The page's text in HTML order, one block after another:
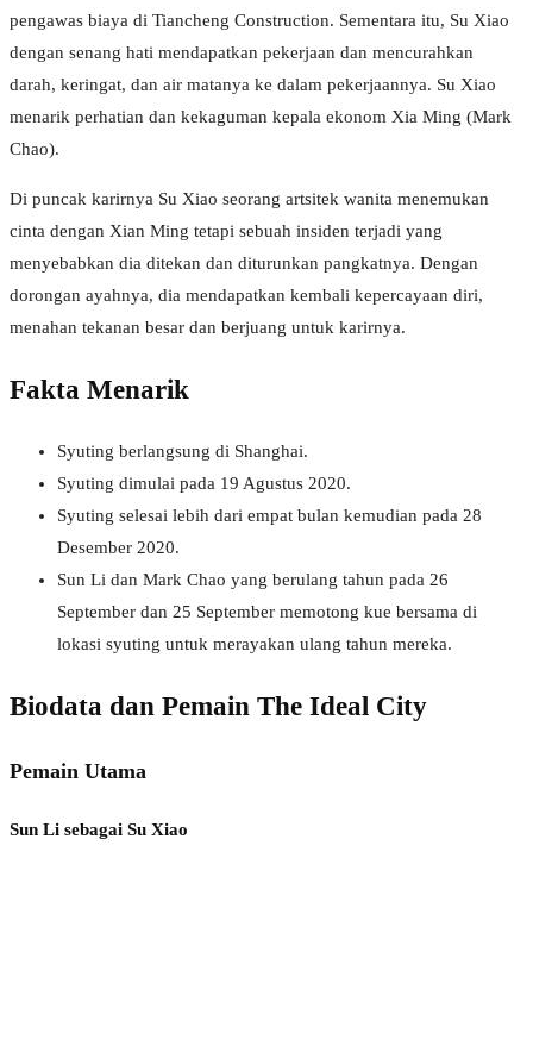
pengawas biaya di Tiancheng Construction. Sementara itu, Su Xiao
dengan senang hati mendapatkan pekerjaan dan mencurahkan
darah, keringat, dan air matanya ke dalam pekerjaannya. Su Xiao
menarik perhatian dan kekaguman kepala ekonom Xia Ming (Mark
Chao).
Di puncak karirnya Su Xiao seorang artsitek wanita menemukan
cinta dengan Xian Ming tetapi sebuah insiden terjadi yang
menyebabkan dia ditekan dan diturunkan pangkatnya. Dengan
dorongan ayahnya, dia mendapatkan kembali kepercayaan diri,
menahan tekanan besar dan berjuang untuk karirnya.
Fakta Menarik
Syuting berlangsung di Shanghai.
Syuting dimulai pada 19 Agustus 2020.
Syuting selesai lebih dari empat bulan kemudian pada 28
Desember 2020.
Sun Li dan Mark Chao yang berulang tahun pada 26
September dan 25 September memotong kue bersama di
lokasi syuting untuk merayakan ulang tahun mereka.
Biodata dan Pemain The Ideal City
Pemain Utama
Sun Li sebagai Su Xiao